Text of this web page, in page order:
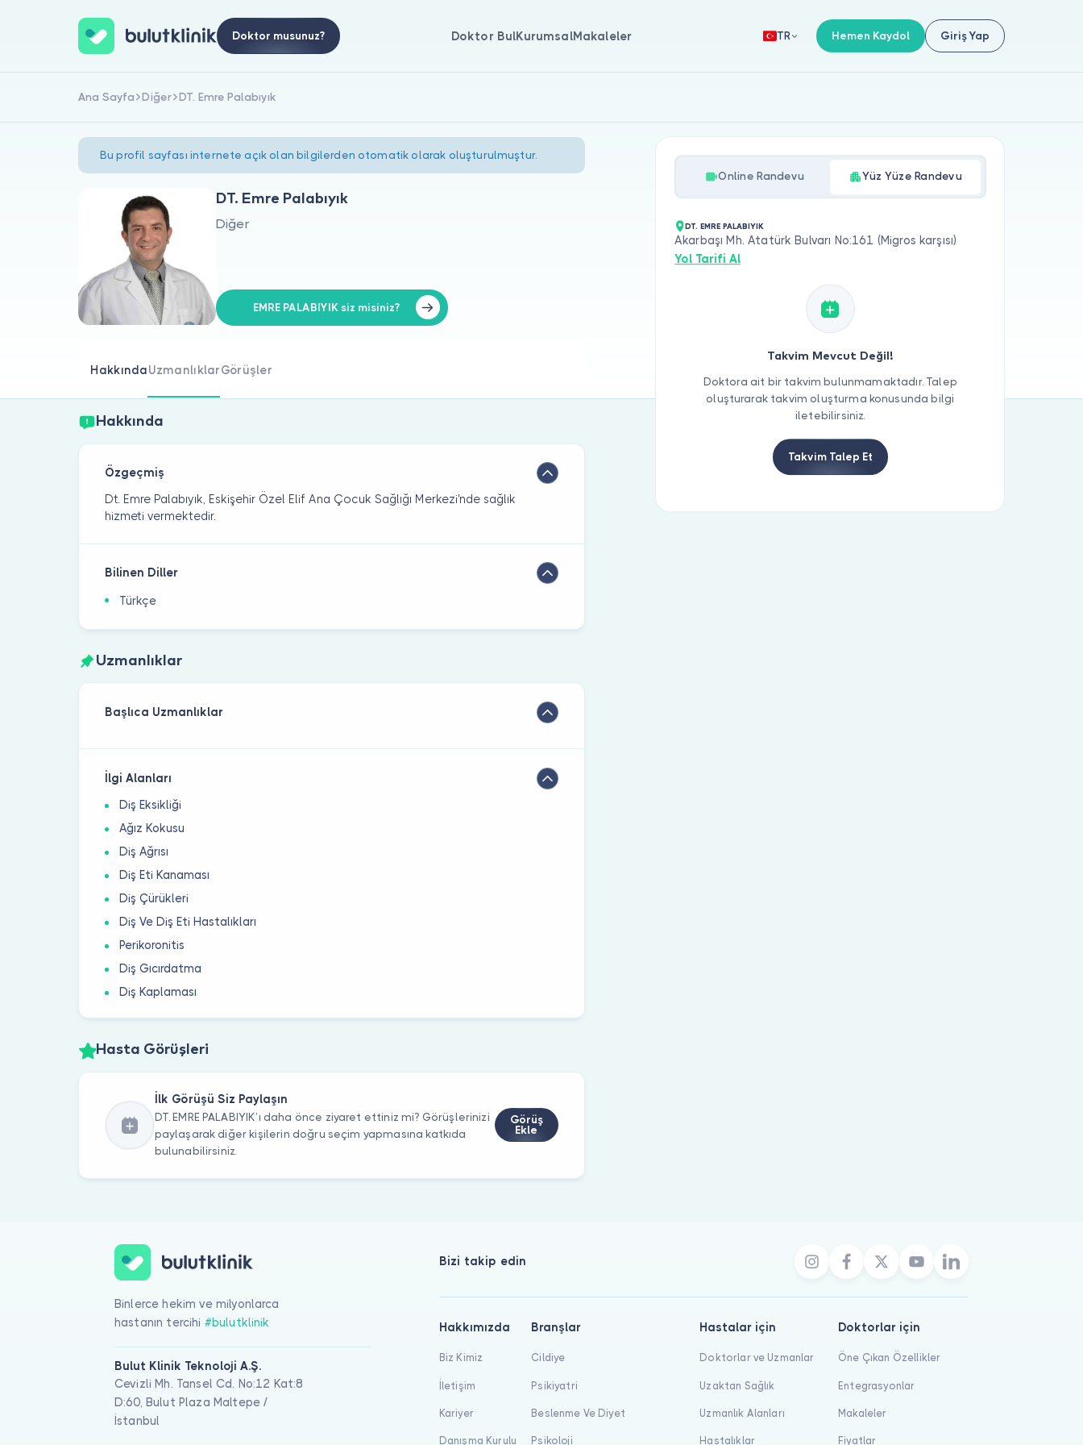
Doktor musunuz? Doktor BulKurumsalMakaleler TR Hemen Kaydol Giriş Yap
Ana Sayfa Diğer DT. Emre Palabıyık
Bu profil sayfası internete açık olan bilgilerden otomatik olarak oluşturulmuştur.
DT. Emre Palabıyık
Diğer
EMRE PALABIYIK siz misiniz?
HakkındaUzmanlıklarGörüşler
Hakkında
Özgeçmiş
Dt. Emre Palabıyık, Eskişehir Özel Elif Ana Çocuk Sağlığı Merkezi'nde sağlık
hizmeti vermektedir.
Bilinen Diller
Türkçe
Uzmanlıklar
Başlıca Uzmanlıklar
İlgi Alanları
Diş Eksikliği
Ağız Kokusu
Diş Ağrısı
Diş Eti Kanaması
Diş Çürükleri
Diş Ve Diş Eti Hastalıkları
Perikoronitis
Diş Gıcırdatma
Diş Kaplaması
Hasta Görüşleri
İlk Görüşü Siz Paylaşın
DT. EMRE PALABIYIK’ı daha önce ziyaret ettiniz mi? Görüşlerinizi
paylaşarak diğer kişilerin doğru seçim yapmasına katkıda
bulunabilirsiniz.
Görüş
Ekle
Online Randevu Yüz Yüze Randevu
DT. EMRE PALABIYIK
Akarbaşı Mh. Atatürk Bulvarı No:161 (Migros karşısı)
Yol Tarifi Al
Takvim Mevcut Değil!
Doktora ait bir takvim bulunmamaktadır. Talep
oluşturarak takvim oluşturma konusunda bilgi
iletebilirsiniz.
Takvim Talep Et
Binlerce hekim ve milyonlarca
hastanın tercihi #bulutklinik
Bulut Klinik Teknoloji A.Ş.
Cevizli Mh. Tansel Cd. No:12 Kat:8
D:60, Bulut Plaza Maltepe /
İstanbul
Bizi takip edin
Hakkımızda
Biz Kimiz
İletişim
Kariyer
Danışma Kurulu
Branşlar
Cildiye
Psikiyatri
Beslenme Ve Diyet
Psikoloji
Hastalar için
Doktorlar ve Uzmanlar
Uzaktan Sağlık
Uzmanlık Alanları
Hastalıklar
Doktorlar için
Öne Çıkan Özellikler
Entegrasyonlar
Makaleler
Fiyatlar